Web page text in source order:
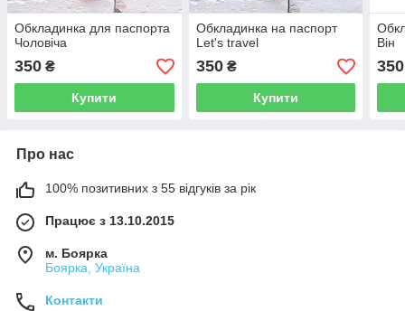
Обкладинка для паспорта
Чоловіча
350 ₴
Купити
Обкладинка на паспорт
Let's travel
350₴
Купити
Він
350
Про нас
100% позитивних з 55 відгуків за рік
Працює з 13.10.2015
м. Боярка
Боярка, Україна
Контакти